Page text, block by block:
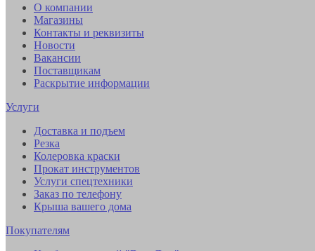
О компании
Магазины
Контакты и реквизиты
Новости
Вакансии
Поставщикам
Раскрытие информации
Услуги
Доставка и подъем
Резка
Колеровка краски
Прокат инструментов
Услуги спецтехники
Заказ по телефону
Крыша вашего дома
Покупателям